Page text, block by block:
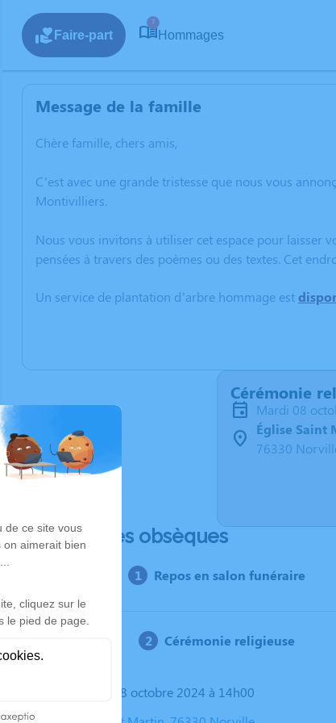
Faire-part
7
Hommages
Message de la famille
Chère famille, chers amis,
C’est avec une grande tristesse que nous vous
Montivilliers.
Nous vous invitons à utiliser cet espace pour laisser
pensées à travers des poèmes ou des textes. Cet
Un service de plantation d’arbre hommage est
Cérémonie
mardi 08
Église Saint
76330
Déroulé des obsèques
Repos en salon funéraire
Cérémonie religieuse
Le mardi 08 octobre 2024 à 14h00